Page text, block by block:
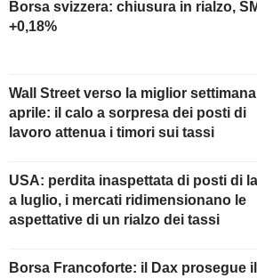
Borsa svizzera: chiusura in rialzo,
+0,18%
Wall Street verso la miglior
aprile: il calo a sorpresa dei posti di
lavoro attenua i timori sui tassi
USA: perdita inaspettata di posti di
a luglio, i mercati ridimensionano le
aspettative di un rialzo dei tassi
Borsa Francoforte: il Dax prosegue